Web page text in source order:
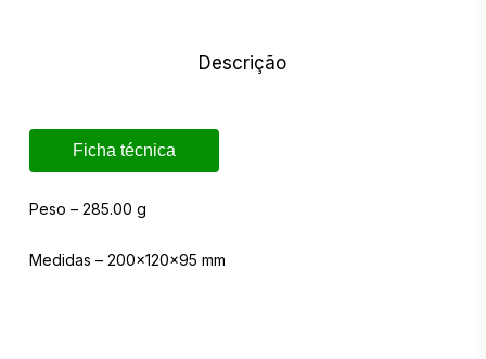
Descrição
Ficha técnica
Peso – 285.00 g
Medidas – 200x120x95 mm